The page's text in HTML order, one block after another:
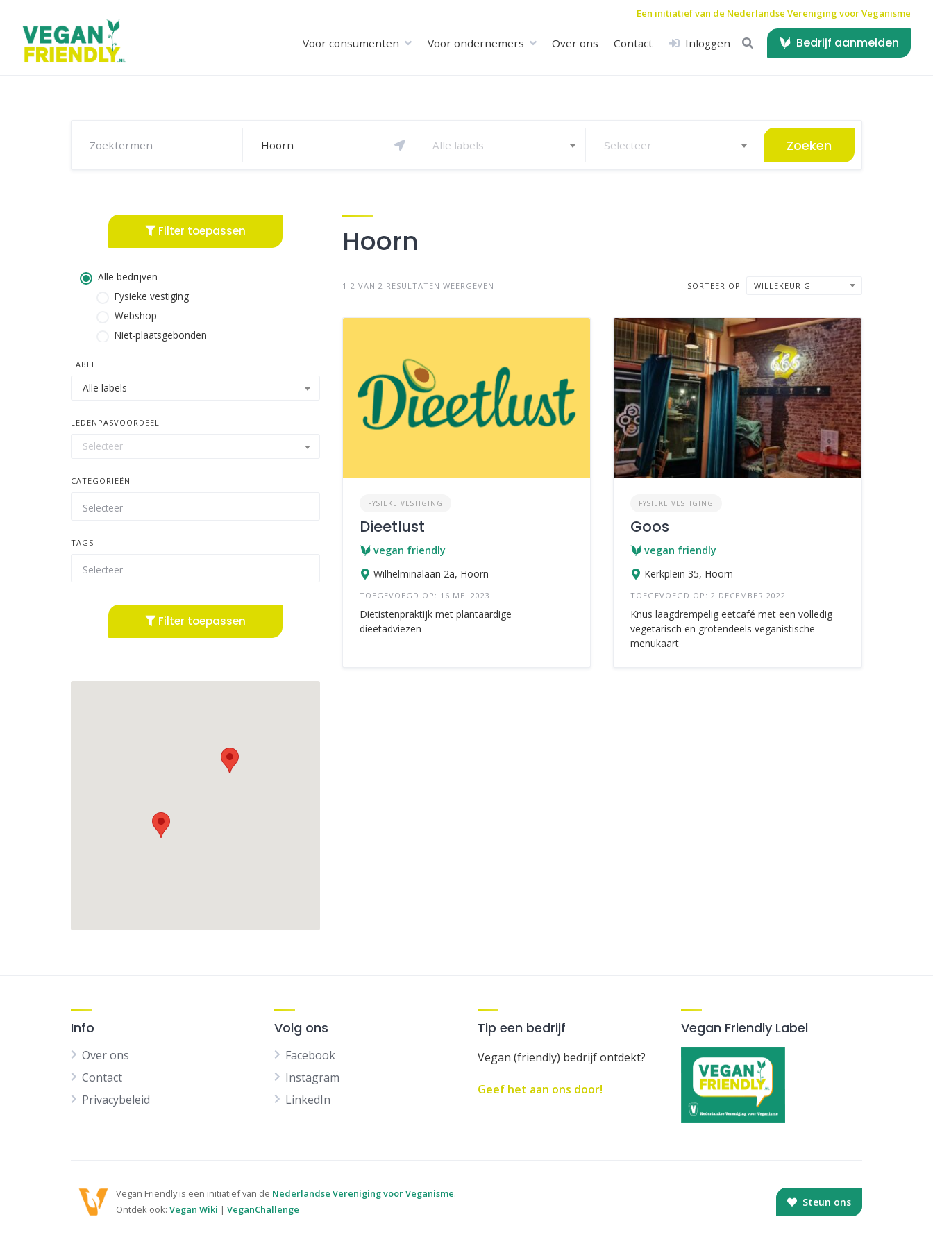
Een initiatief van de Nederlandse Vereniging voor Veganisme
content
Voor consumenten Voor ondernemers Over ons Contact Inloggen Bedrijf aanmelden
Alle labels Selecteer Zoeken
Filter toepassen
Alle bedrijven
Fysieke vestiging
Webshop
Niet-plaatsgebonden
LABEL
Alle labels
LEDENPASVOORDEEL
Selecteer
CATEGORIEËN
TAGS
Filter toepassen
Hoorn
1-2 VAN 2 RESULTATEN WEERGEVEN SORTEER OP WILLEKEURIG
FYSIEKE VESTIGING
Dieetlust
vegan friendly
Wilhelminalaan 2a, Hoorn
TOEGEVOEGD OP: 16 MEI 2023
Diëtistenpraktijk met plantaardige
dieetadviezen
FYSIEKE VESTIGING
Goos
vegan friendly
Kerkplein 35, Hoorn
TOEGEVOEGD OP: 2 DECEMBER 2022
Knus laagdrempelig eetcafé met een volledig
vegetarisch en grotendeels veganistische
menukaart
Info
Over ons
Contact
Privacybeleid
Volg ons
Facebook
Instagram
LinkedIn
Tip een bedrijf
Vegan (friendly) bedrijf ontdekt?
Geef het aan ons door!
Vegan Friendly Label
Vegan Friendly is een initiatief van de Nederlandse Vereniging voor Veganisme.
Ontdek ook: Vegan Wiki | VeganChallenge
Steun ons